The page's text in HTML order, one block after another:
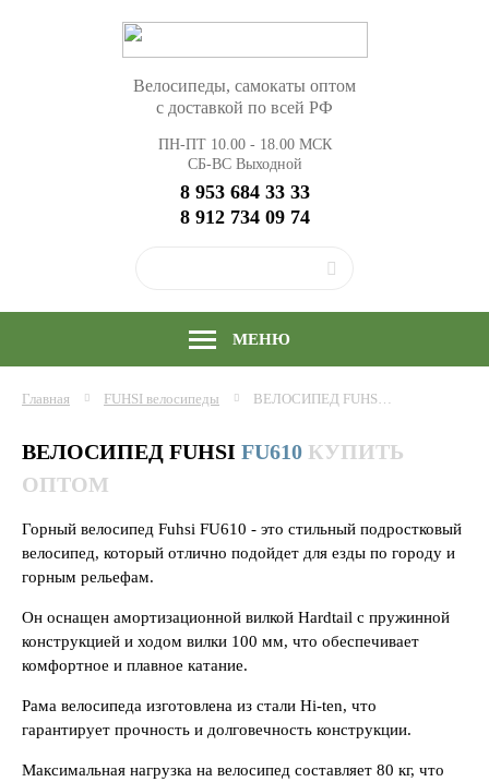
Велосипеды, самокаты оптом
с доставкой по всей РФ
ПН-ПТ 10.00 - 18.00 МСК
СБ-ВС Выходной
8 953 684 33 33
8 912 734 09 74
МЕНЮ
Главная FUHSI велосипеды ВЕЛОСИПЕД FUHSI FU610/7s (24"; СКОР. 7) РАМА СТАЛЬ, КУПИТЬ ОПТОМ
ВЕЛОСИПЕД FUHSI FU610 КУПИТЬ
ОПТОМ
Горный велосипед Fuhsi FU610 - это стильный подростковый
велосипед, который отлично подойдет для езды по городу и
горным рельефам.
Он оснащен амортизационной вилкой Hardtail с пружинной
конструкцией и ходом вилки 100 мм, что обеспечивает
комфортное и плавное катание.
Рама велосипеда изготовлена из стали Hi-ten, что
гарантирует прочность и долговечность конструкции.
Максимальная нагрузка на велосипед составляет 80 кг, что